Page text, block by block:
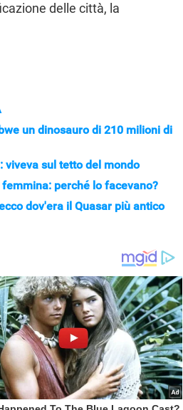
delle città, la
un dinosauro di 210 milioni di
viveva sul tetto del mondo
perché lo facevano?
dov'era il Quasar più antico